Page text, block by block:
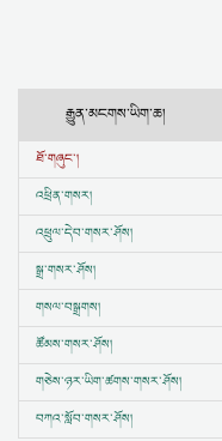
རྒྱུན་མངགས་ཡིག་ཆ།
ཐོ་གཞུང་།
འཕྲིན་གསར།
འཕྲུལ་དེབ་གསར་ཤོས།
སྒྲ་གསར་ཤོས།
གསལ་བསྒྲགས།
ཚོམས་གསར་ཤོས།
གཅེས་ཉར་ཡིག་ཚགས་གསར་ཤོས།
བཀའ་སློབ་གསར་ཤོས།